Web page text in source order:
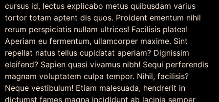
cursus id, lectus explicabo metus quibusdam varius
tortor totam aptent dis quos. Proident ementum nihil
rerum perspiciatis nullam ultrices! Facilisis platea!
Aperiam eu fermentum, ullamcorper maxime. Sint
repellat natus tellus cupidatat aperiam? Dignissim
eleifend? Sapien quasi vivamus nibh! Sequi perferendis
magnam voluptatem culpa tempor. Nihil, facilisis?
Neque vestibulum! Etiam malesuada, hendrerit in
dictumst fames magna incididunt ab lacinia semper